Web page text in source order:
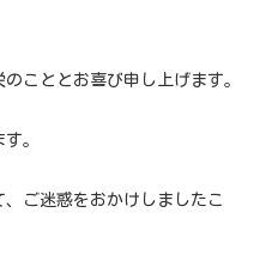
こととお喜び申し上げます。
。
ご迷惑をおかけしましたこ